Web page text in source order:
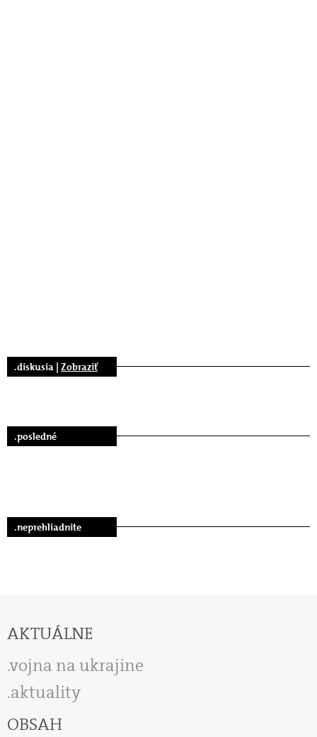
.diskusia | Zobraziť
.posledné
.neprehliadnite
AKTUÁLNE
vojna na ukrajine
aktuality
OBSAH